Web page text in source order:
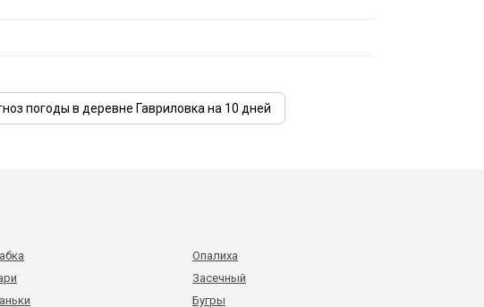
погоды в деревне Гавриловка на 10 дней
Опалиха
Засечный
Бугры